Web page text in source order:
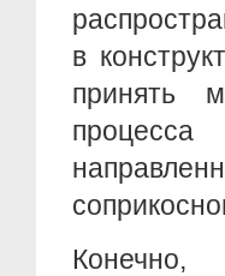
в
принять